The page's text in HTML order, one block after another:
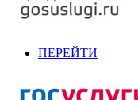
ПЕРЕЙТИ